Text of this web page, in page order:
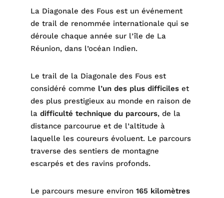
La Diagonale des Fous est un événement
de trail de renommée internationale qui se
déroule chaque année sur l’île de La
Réunion, dans l’océan Indien.
Le trail de la Diagonale des Fous est
considéré comme l’un des plus difficiles et
des plus prestigieux au monde en raison de
ladifficulté technique du parcours, de la
distance parcourue et de l’altitude à
laquelle les coureurs évoluent. Le parcours
traverse des sentiers de montagne
escarpés et des ravins profonds.
Le parcours mesure environ165 kilomètres